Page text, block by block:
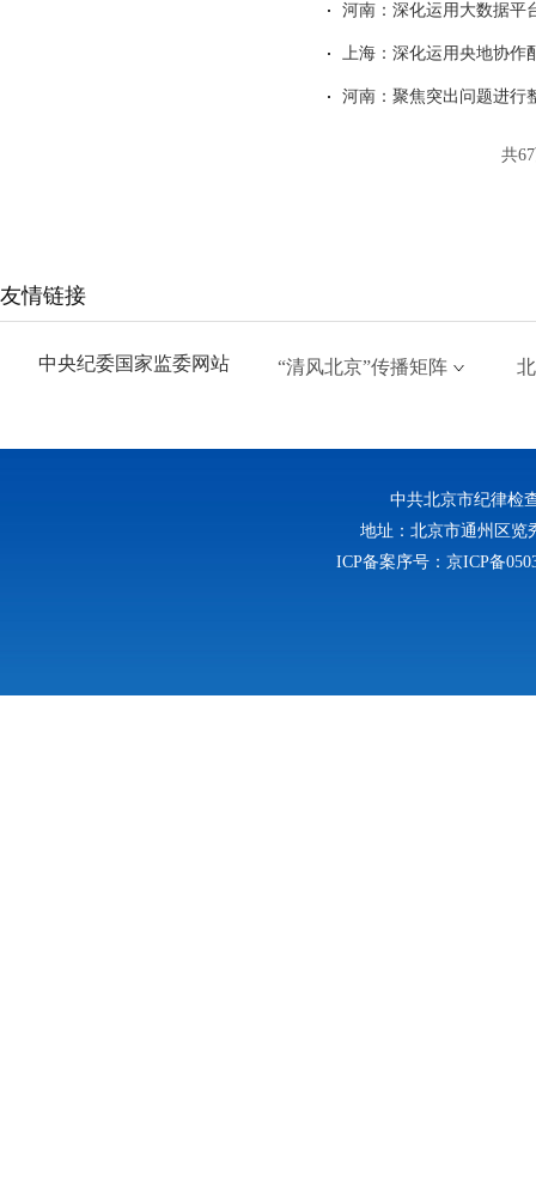
河南：深化运用大数据平
上海：深化运用央地协作
河南：聚焦突出问题进行
共
友情链接
中央纪委国家监委网站 “清风北京”传播矩阵
中共北京市纪律检
地址：北京市通州区览
ICP备案序号：京ICP备